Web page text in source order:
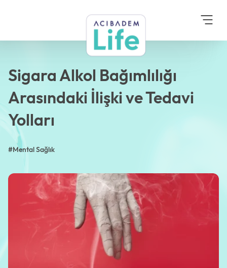
Mental Sağlık
Arasındaki İlişki ve Tedavi
Yolları
Sigara Alkol Bağımlılığı
Arasındaki İlişki ve Tedavi
Yolları
#Mental Sağlık